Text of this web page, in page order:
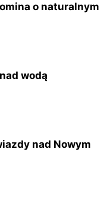
o naturalnym
wodą
nad Nowym